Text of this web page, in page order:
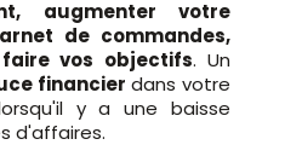
augmenter votre
de commandes,
vos objectifs. Un
financier dans votre
y a une baisse
d'affaires.